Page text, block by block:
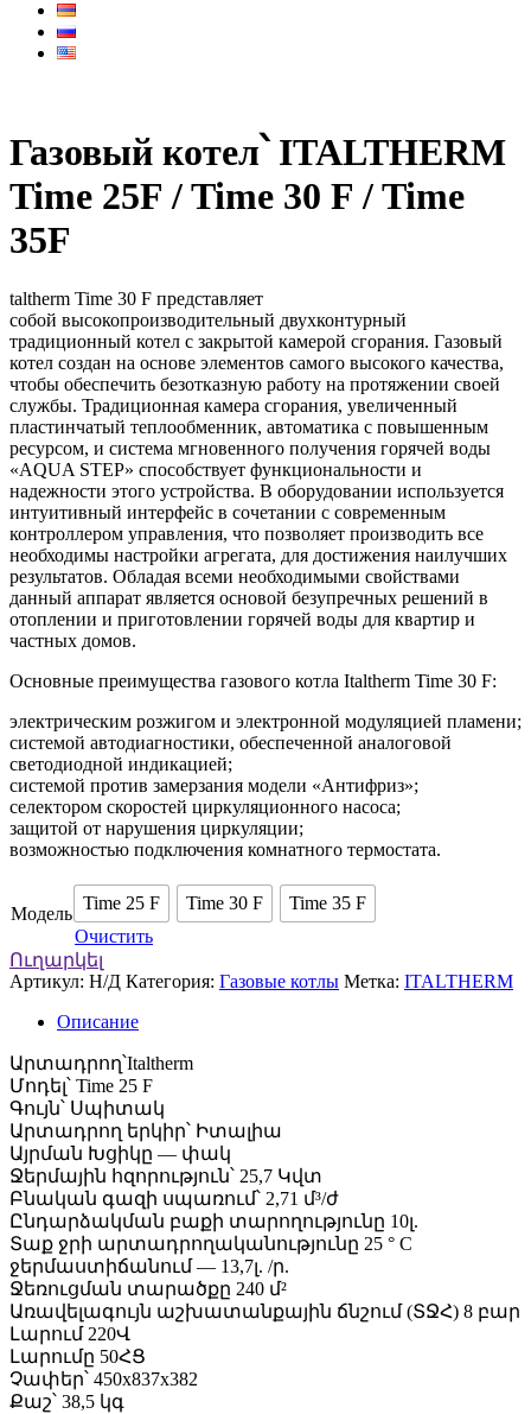
Газовый котел՝ ITALTHERM
Time 25F / Time 30 F / Time
35F
taltherm Time 30 F представляет
собой высокопроизводительный двухконтурный
традиционный котел с закрытой камерой сгорания. Газовый
котел создан на основе элементов самого высокого качества,
чтобы обеспечить безотказную работу на протяжении своей
службы. Традиционная камера сгорания, увеличенный
пластинчатый теплообменник, автоматика с повышенным
ресурсом, и система мгновенного получения горячей воды
«AQUA STEP» способствует функциональности и
надежности этого устройства. В оборудовании используется
интуитивный интерфейс в сочетании с современным
контроллером управления, что позволяет производить все
необходимы настройки агрегата, для достижения наилучших
результатов. Обладая всеми необходимыми свойствами
данный аппарат является основой безупречных решений в
отоплении и приготовлении горячей воды для квартир и
частных домов.
Основные преимущества газового котла Italtherm Time 30 F:
электрическим розжигом и электронной модуляцией пламени;
системой автодиагностики, обеспеченной аналоговой
светодиодной индикацией;
системой против замерзания модели «Антифриз»;
селектором скоростей циркуляционного насоса;
защитой от нарушения циркуляции;
возможностью подключения комнатного термостата.
Модель
Time 25 F Time 30 F
Time 35 F
Очистить
Ուղարկել
Артикул: Н/Д Категория: Газовые котлы Метка: ITALTHERM
Описание
Արտադրող՝Italtherm
Մոդել՝ Time 25 F
Գույն՝ Սպիտակ
Արտադրող երկիր՝ Իտալիա
Այրման Խցիկը — փակ
Ջերմային հզորություն՝ 25,7 Կվտ
Բնական գազի սպառում՝ 2,71 մ³/ժ
Ընդարձակման բաքի տարողությունը 10լ.
Տաք ջրի արտադրողականությունը 25 ° C
ջերմաստիճանում — 13,7լ. /ր.
Ջեռուցման տարածքը 240 մ²
Առավելագույն աշխատանքային ճնշում (ՏՋՀ) 8 բար
Լարում 220Վ
Լարումը 50ՀՑ
Չափեր՝ 450x837x382
Քաշ՝ 38,5 կգ